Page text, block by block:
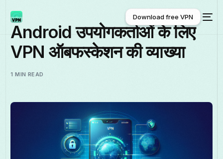
Download free VPN
Download free VPN
Android उपयोगकर्ताओं के लिए
VPN ऑबफस्केशन की व्याख्या
1 MIN READ